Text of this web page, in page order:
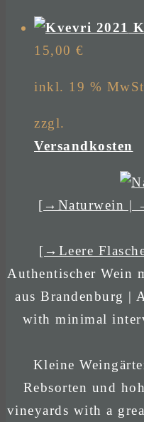
15,00 €
inkl. 19 %
zzgl.
Versandkosten
[→Naturwein |
[→Leere
Authentischer Wein
aus Brandenburg |
with minimal
Kleine
Rebsorten und
vineyards with a